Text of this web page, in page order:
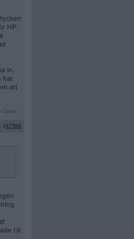
HP.
in.
har
att
Citera
#17366
till